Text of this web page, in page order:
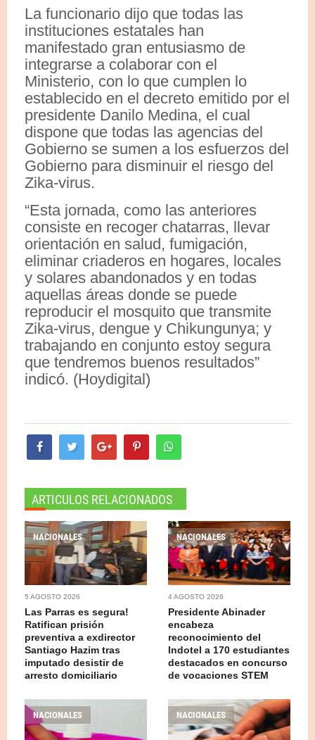
La funcionario dijo que todas las
instituciones estatales han
manifestado gran entusiasmo de
integrarse a colaborar con el
Ministerio, con lo que cumplen lo
establecido en el decreto emitido por el
presidente Danilo Medina, el cual
dispone que todas las agencias del
Gobierno se sumen a los esfuerzos del
Gobierno para disminuir el riesgo del
Zika-virus.
“Esta jornada, como las anteriores
consiste en recoger chatarras, llevar
orientación en salud, fumigación,
eliminar criaderos en hogares, locales
y solares abandonados y en todas
aquellas áreas donde se puede
reproducir el mosquito que transmite
Zika-virus, dengue y Chikungunya; y
trabajando en conjunto estoy segura
que tendremos buenos resultados”
indicó. (Hoydigital)
ARTICULOS RELACIONADOS
NACIONALES
5 AGOSTO 2026
Las Parras es segura!
Ratifican prisión
preventiva a exdirector
Santiago Hazim tras
imputado desistir de
arresto domiciliario
NACIONALES
4 AGOSTO 2026
Presidente Abinader
encabeza
reconocimiento del
Indotel a 170 estudiantes
destacados en concurso
de vocaciones STEM
NACIONALES NACIONALES